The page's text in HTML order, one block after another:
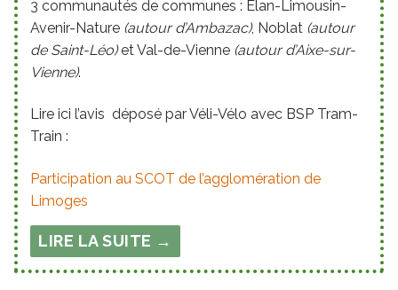
3 communautés de communes : Elan-Limousin-
Avenir-Nature (autour d’Ambazac), Noblat (autour
de Saint-Léo)et Val-de-Vienne (autour d’Aixe-sur-
Vienne).
Lire ici l’avis déposé par Véli-Vélo avec BSP Tram-
Train :
Participation au SCOT de l’agglomération de
Limoges
LIRE LA SUITE →